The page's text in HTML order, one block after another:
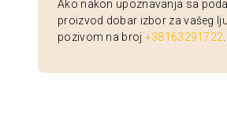
Ako nakon upoznavanja sa
proizvod dobar izbor za vašeg
pozivom na broj +38163291722